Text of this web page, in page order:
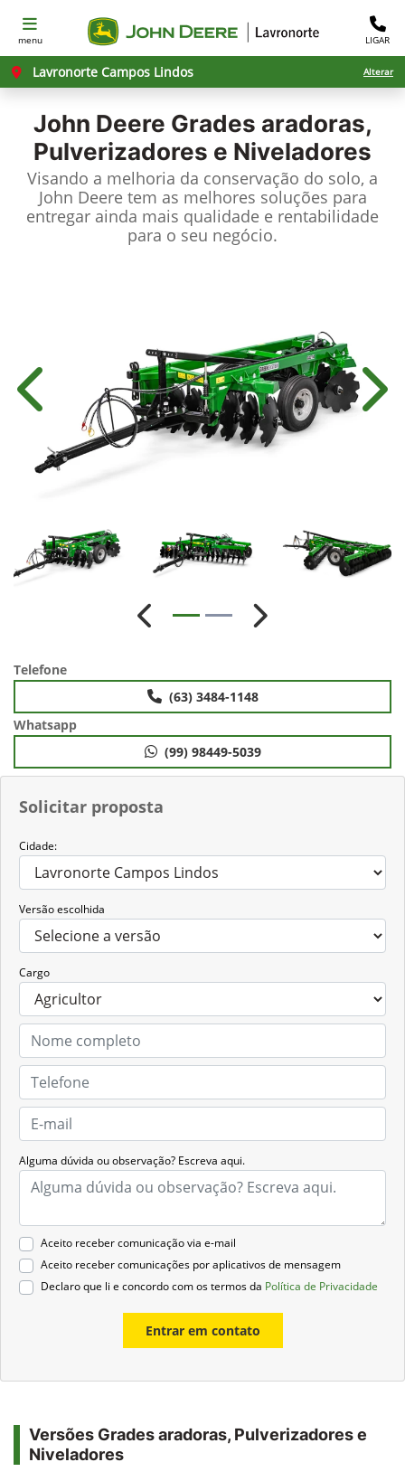
menu LIGAR
Lavronorte Campos Lindos Alterar
John Deere Grades aradoras,
Pulverizadores e Niveladores
Visando a melhoria da conservação do solo, a
John Deere tem as melhores soluções para
entregar ainda mais qualidade e rentabilidade
para o seu negócio.
Solicitar proposta
Cidade:
Versão escolhida
Cargo
Alguma dúvida ou observação? Escreva aqui.
Aceito receber comunicação via e-mail
Aceito receber comunicações por aplicativos de mensagem
Declaro que li e concordo com os termos da Política de Privacidade
Entrar em contato
Anterior
Anterior Próximo
Telefone
(63) 3484-1148
Whatsapp
(99) 98449-5039
Versões Grades aradoras, Pulverizadores e
Niveladores